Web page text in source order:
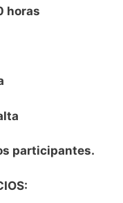
horas
participantes.